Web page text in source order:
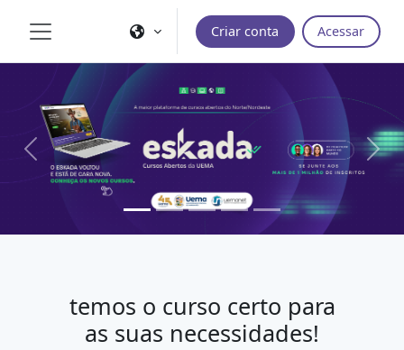
Ir para o conteúdo principal
Criar conta Acessar
Previous Next
temos o curso certo para
as suas necessidades!